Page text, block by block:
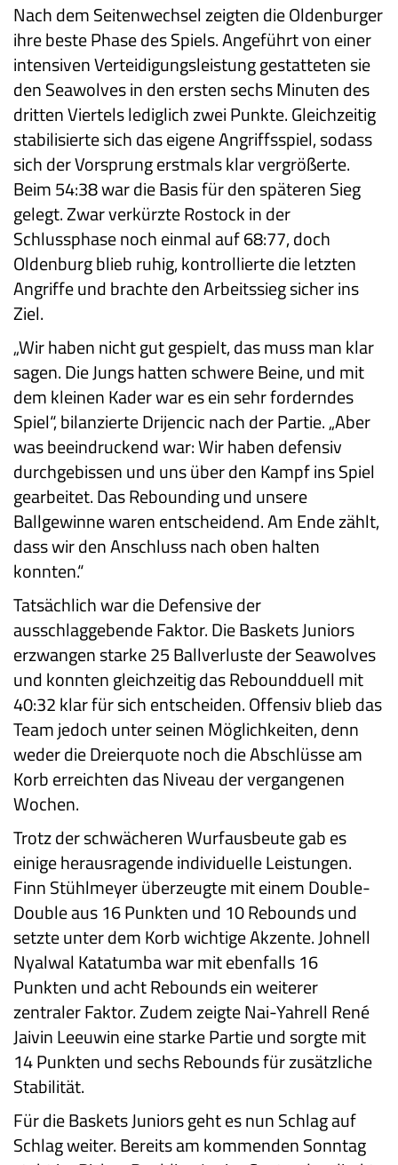
Nach dem Seitenwechsel zeigten die Oldenburger
ihre beste Phase des Spiels. Angeführt von einer
intensiven Verteidigungsleistung gestatteten sie
den Seawolves in den ersten sechs Minuten des
dritten Viertels lediglich zwei Punkte. Gleichzeitig
stabilisierte sich das eigene Angriffsspiel, sodass
sich der Vorsprung erstmals klar vergrößerte.
Beim 54:38 war die Basis für den späteren Sieg
gelegt. Zwar verkürzte Rostock in der
Schlussphase noch einmal auf 68:77, doch
Oldenburg blieb ruhig, kontrollierte die letzten
Angriffe und brachte den Arbeitssieg sicher ins
Ziel.
„Wir haben nicht gut gespielt, das muss man klar
sagen. Die Jungs hatten schwere Beine, und mit
dem kleinen Kader war es ein sehr forderndes
Spiel“, bilanzierte Drijencic nach der Partie. „Aber
was beeindruckend war: Wir haben defensiv
durchgebissen und uns über den Kampf ins Spiel
gearbeitet. Das Rebounding und unsere
Ballgewinne waren entscheidend. Am Ende zählt,
dass wir den Anschluss nach oben halten
konnten.“
Tatsächlich war die Defensive der
ausschlaggebende Faktor. Die Baskets Juniors
erzwangen starke 25 Ballverluste der Seawolves
und konnten gleichzeitig das Reboundduell mit
40:32 klar für sich entscheiden. Offensiv blieb das
Team jedoch unter seinen Möglichkeiten, denn
weder die Dreierquote noch die Abschlüsse am
Korb erreichten das Niveau der vergangenen
Wochen.
Trotz der schwächeren Wurfausbeute gab es
einige herausragende individuelle Leistungen.
Finn Stühlmeyer überzeugte mit einem Double-
Double aus 16 Punkten und 10 Rebounds und
setzte unter dem Korb wichtige Akzente. Johnell
Nyalwal Katatumba war mit ebenfalls 16
Punkten und acht Rebounds ein weiterer
zentraler Faktor. Zudem zeigte Nai-Yahrell René
Jaivin Leeuwin eine starke Partie und sorgte mit
14 Punkten und sechs Rebounds für zusätzliche
Stabilität.
Für die Baskets Juniors geht es nun Schlag auf
Schlag weiter. Bereits am kommenden Sonntag